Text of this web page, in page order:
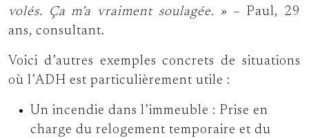
volés. Ça m’a vraiment soulagée. » – Paul, 29
ans, consultant.
Voici d’autres exemples concrets de situations
où l’ADH est particulièrement utile :
Un incendie dans l’immeuble : Prise en
charge du relogement temporaire et du